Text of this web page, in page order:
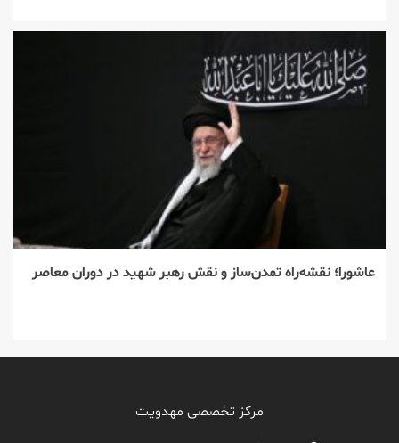
عاشورا؛ نقشه‌راه تمدن‌ساز و نقش رهبر شهید در دوران معاصر
مرکز تخصصی مهدویت